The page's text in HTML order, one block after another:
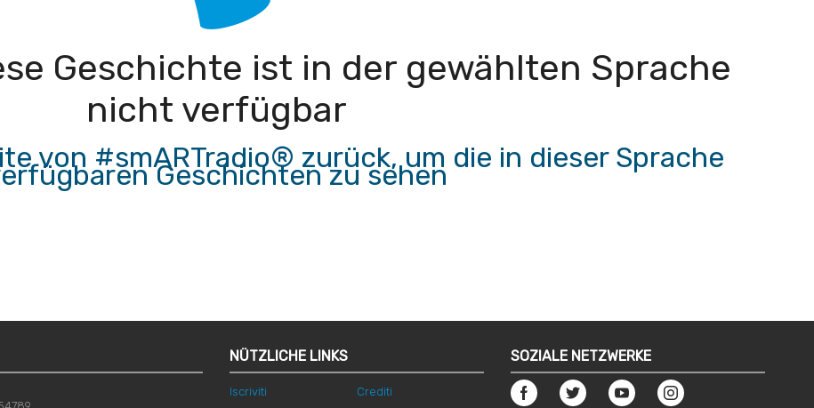
Geschichte ist in der gewählten Sprache
nicht verfügbar
von #smARTradio® zurück, um die in dieser Sprache
Geschichten zu sehen
NÜTZLICHE LINKS
Iscriviti Crediti
SOZIALE NETZWERKE